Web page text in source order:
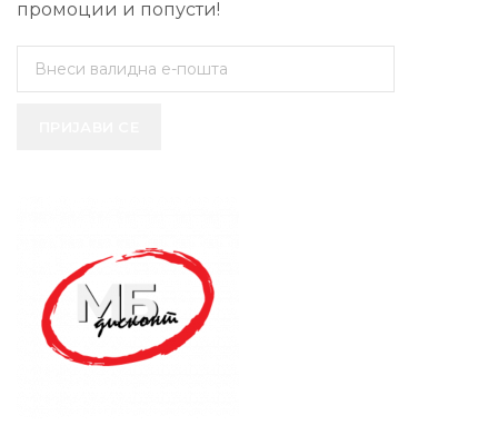
промоции и попусти!